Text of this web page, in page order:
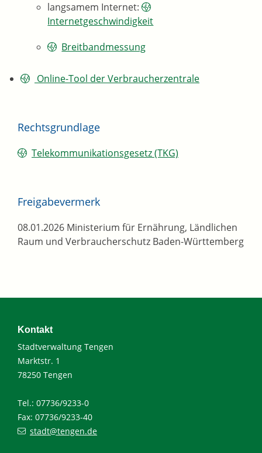
langsamem Internet:
Internetgeschwindigkeit
Breitbandmessung
Online-Tool der Verbraucherzentrale
Rechtsgrundlage
Telekommunikationsgesetz (TKG)
Freigabevermerk
08.01.2026 Ministerium für Ernährung, Ländlichen
Raum und Verbraucherschutz Baden-Württemberg
Kontakt
Stadtverwaltung Tengen
Marktstr. 1
78250 Tengen
Tel.: 07736/9233-0
Fax: 07736/9233-40
stadt@tengen.de